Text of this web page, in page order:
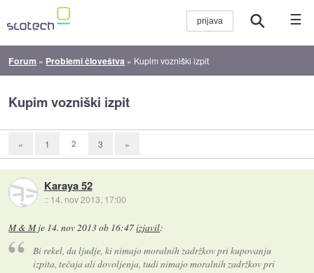
☰
Forum » Problemi človeštva » Kupim vozniški izpit
Kupim vozniški izpit
« 1 2 3 »
Karaya 52
:: 14. nov 2013, 17:00
M & Mje 14. nov 2013 ob 16:47izjavil:
Bi rekel, da ljudje, ki nimajo moralnih zadržkov pri kupovanju
izpita, tečaja ali dovoljenja, tudi nimajo moralnih zadržkov pri